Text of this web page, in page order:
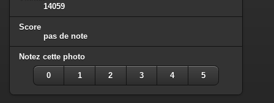
14059
Score
pas de note
Notez cette photo
0 1 2 3 4 5